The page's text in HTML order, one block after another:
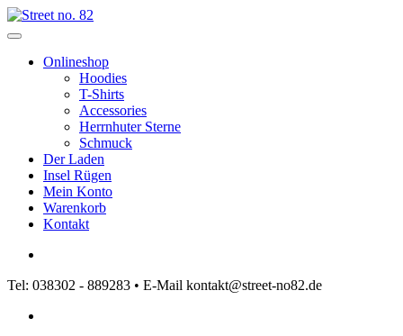
Onlineshop
Hoodies
T-Shirts
Accessories
Herrnhuter Sterne
Schmuck
Der Laden
Insel Rügen
Mein Konto
Warenkorb
Kontakt
Tel: 038302 - 889283 • E-Mail kontakt@street-no82.de